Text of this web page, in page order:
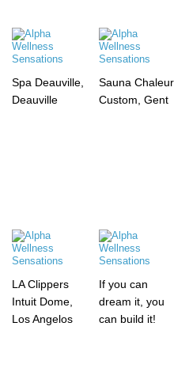
Spa Deauville,
Deauville
Sauna Chaleur
Custom, Gent
LA Clippers
Intuit Dome,
Los Angelos
If you can
dream it, you
can build it!